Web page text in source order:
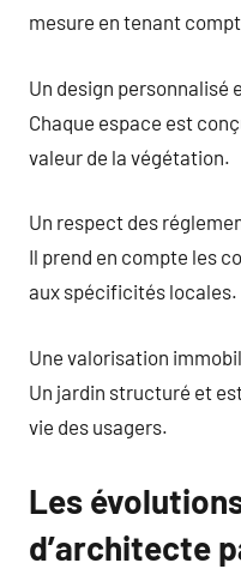
mesure en tenant
Un design personnalisé
Chaque espace est
valeur de la végétation.
Un respect des
Il prend en compte les
aux spécificités locales.
Une valorisation
Un jardin structuré et
vie des usagers.
Les
d’architecte